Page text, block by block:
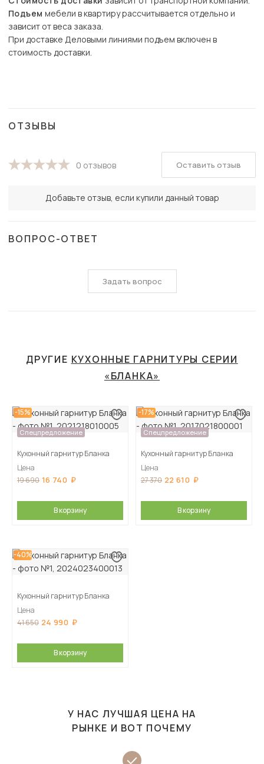
Подъем мебели в квартиру рассчитывается отдельно и
зависит от веса заказа.
При доставке Деловыми линиями подъем включен в
стоимость доставки.
ОТЗЫВЫ
0 отзывов
Добавьте отзыв, если купили данный товар
Оставить отзыв
ВОПРОС-ОТВЕТ
Задать вопрос
ДРУГИЕ КУХОННЫЕ ГАРНИТУРЫ СЕРИИ
«БЛАНКА»
-15%
Спецпредложение
Кухонный гарнитур Бланка
Цена
19 690 16 740
В корзину
-17%
Спецпредложение
Кухонный гарнитур Бланка
Цена
27 370 22 610
В корзину
-40%
Кухонный гарнитур Бланка
Цена
41 650 24 990
В корзину
У НАС ЛУЧШАЯ ЦЕНА НА
РЫНКЕ И ВОТ ПОЧЕМУ